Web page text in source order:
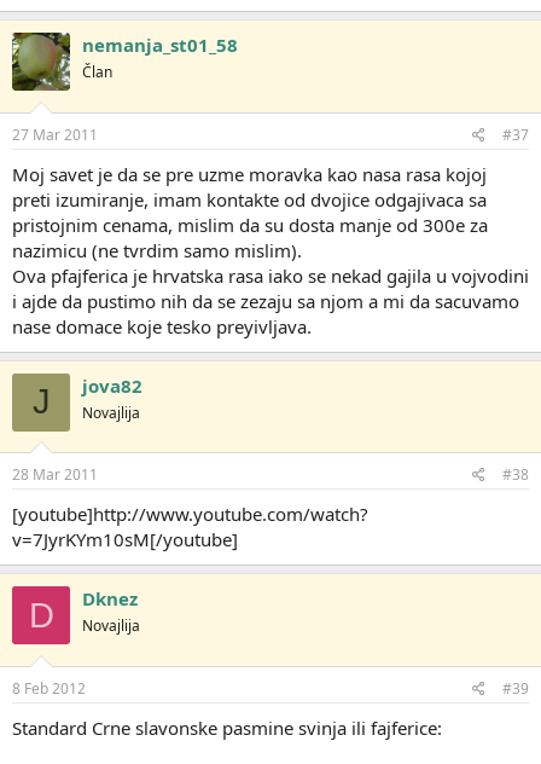
nemanja_st01_58
Član
27 Mar 2011 #37
Moj savet je da se pre uzme moravka kao nasa rasa kojoj
preti izumiranje, imam kontakte od dvojice odgajivaca sa
pristojnim cenama, mislim da su dosta manje od 300e za
nazimicu (ne tvrdim samo mislim).
Ova pfajferica je hrvatska rasa iako se nekad gajila u vojvodini
i ajde da pustimo nih da se zezaju sa njom a mi da sacuvamo
nase domace koje tesko preyivljava.
J jova82
Novajlija
28 Mar 2011 #38
[youtube]http://www.youtube.com/watch?
v=7JyrKYm10sM[/youtube]
D Dknez
Novajlija
8 Feb 2012 #39
Standard Crne slavonske pasmine svinja ili fajferice: